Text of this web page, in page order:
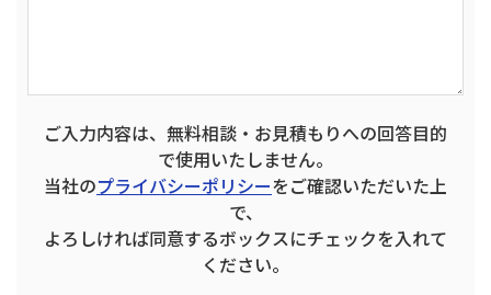
ご入力内容は、無料相談・お見積もりへの回答目的
で使用いたしません。
当社のプライバシーポリシーをご確認いただいた上
で、
よろしければ同意するボックスにチェックを入れて
ください。